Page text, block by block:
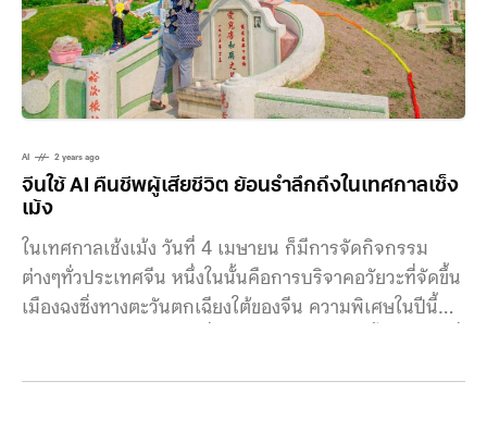
AI 2 years ago
จีนใช้ AI คืนชีพผู้เสียชีวิต ย้อนรำลึกถึงในเทศกาลเช็ง
เม้ง
ในเทศกาลเช้งเม้ง วันที่ 4 เมษายน ก็มีการจัดกิจกรรม
ต่างๆทั่วประเทศจีน หนึ่งในนั้นคือการบริจาคอวัยวะที่จัดขึ้น
เมืองฉงซิ่งทางตะวันตกเฉียงใต้ของจีน ความพิเศษในปีนี้คือ